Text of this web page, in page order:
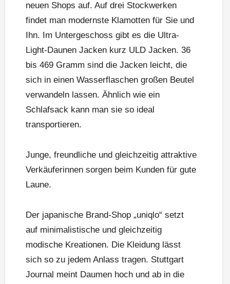
neuen Shops auf. Auf drei Stockwerken
findet man modernste Klamotten für Sie und
Ihn. Im Untergeschoss gibt es die Ultra-
Light-Daunen Jacken kurz ULD Jacken. 36
bis 469 Gramm sind die Jacken leicht, die
sich in einen Wasserflaschen großen Beutel
verwandeln lassen. Ähnlich wie ein
Schlafsack kann man sie so ideal
transportieren.
Junge, freundliche und gleichzeitig attraktive
Verkäuferinnen sorgen beim Kunden für gute
Laune.
Der japanische Brand-Shop „uniqlo“ setzt
auf minimalistische und gleichzeitig
modische Kreationen. Die Kleidung lässt
sich so zu jedem Anlass tragen. Stuttgart
Journal meint Daumen hoch und ab in die